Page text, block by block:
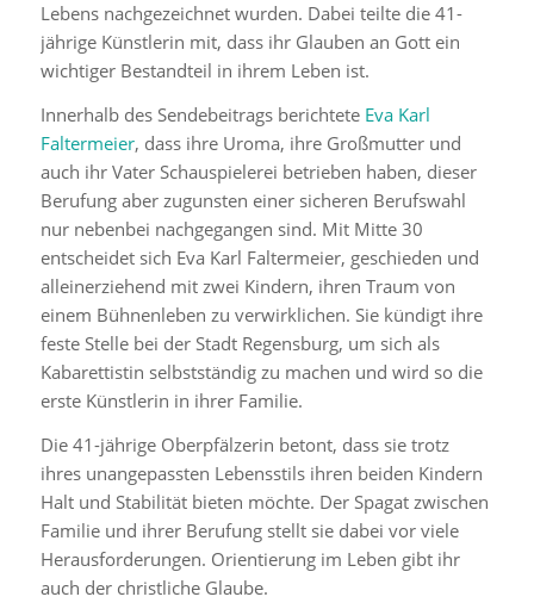
Lebens nachgezeichnet wurden. Dabei teilte die 41-
jährige Künstlerin mit, dass ihr Glauben an Gott ein
wichtiger Bestandteil in ihrem Leben ist.
Innerhalb des Sendebeitrags berichtete Eva Karl
Faltermeier, dass ihre Uroma, ihre Großmutter und
auch ihr Vater Schauspielerei betrieben haben, dieser
Berufung aber zugunsten einer sicheren Berufswahl
nur nebenbei nachgegangen sind. Mit Mitte 30
entscheidet sich Eva Karl Faltermeier, geschieden und
alleinerziehend mit zwei Kindern, ihren Traum von
einem Bühnenleben zu verwirklichen. Sie kündigt ihre
feste Stelle bei der Stadt Regensburg, um sich als
Kabarettistin selbstständig zu machen und wird so die
erste Künstlerin in ihrer Familie.
Die 41-jährige Oberpfälzerin betont, dass sie trotz
ihres unangepassten Lebensstils ihren beiden Kindern
Halt und Stabilität bieten möchte. Der Spagat zwischen
Familie und ihrer Berufung stellt sie dabei vor viele
Herausforderungen. Orientierung im Leben gibt ihr
auch der christliche Glaube.